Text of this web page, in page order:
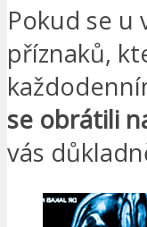
Pokud se u
příznaků,
se obrátili
vás